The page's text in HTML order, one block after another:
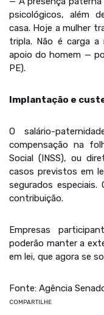
psicológicos, além
casa. Hoje a mulher
tripla. Não é carga a
apoio do homem —
PE).
Implantação e
O salário-
compensação na
Social (INSS), ou
casos previstos em
segurados
contribuição.
Empresas
poderão manter a
em lei, que agora se
Fonte: Agência
COMPARTILHE